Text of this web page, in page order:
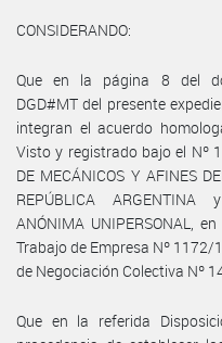
CONSIDERANDO:
Que en la página 8 del
DGD#MT del presente
integran el acuerdo
Visto y registrado bajo el Nº
DE MECÁNICOS Y AFINES
REPÚBLICA ARGENTINA
ANÓNIMA UNIPERSONAL,
Trabajo de Empresa Nº 1172/
de Negociación Colectiva Nº
Que en la referida